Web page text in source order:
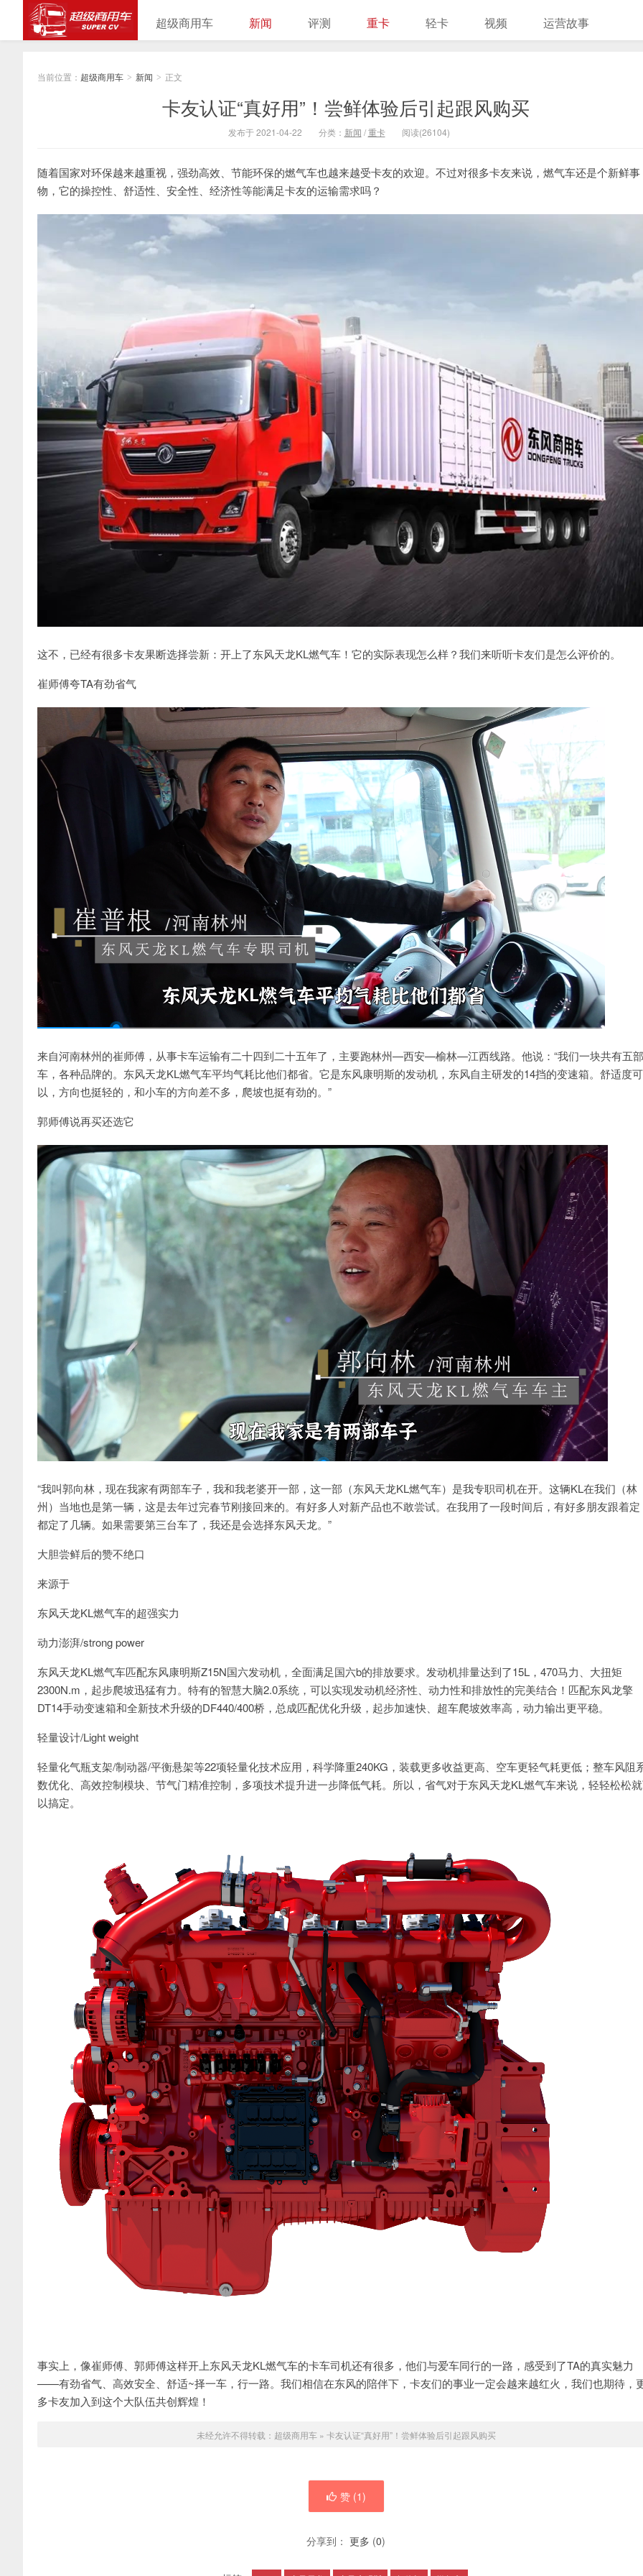
超级商用车 新闻 评测 重卡 轻卡 视频 运营故事
当前位置： 超级商用车 > 新闻 > 正文
卡友认证“真好用”！尝鲜体验后引起跟风购买
发布于 2021-04-22 分类： 新闻 /重卡 阅读(26104)
随着国家对环保越来越重视，强劲高效、节能环保的燃气车也越来越受卡友的欢迎。不过对很多卡友来说，燃气车还是个新鲜事
物，它的操控性、舒适性、安全性、经济性等能满足卡友的运输需求吗？
这不，已经有很多卡友果断选择尝新：开上了东风天龙KL燃气车！它的实际表现怎么样？我们来听听卡友们是怎么评价的。
崔师傅夸TA有劲省气
来自河南林州的崔师傅，从事卡车运输有二十四到二十五年了，主要跑林州—西安—榆林—江西线路。他说：“我们一块共有五部
车，各种品牌的。东风天龙KL燃气车平均气耗比他们都省。它是东风康明斯的发动机，东风自主研发的14挡的变速箱。舒适度可
以，方向也挺轻的，和小车的方向差不多，爬坡也挺有劲的。”
郭师傅说再买还选它
“我叫郭向林，现在我家有两部车子，我和我老婆开一部，这一部（东风天龙KL燃气车）是我专职司机在开。这辆KL在我们（林
州）当地也是第一辆，这是去年过完春节刚接回来的。有好多人对新产品也不敢尝试。在我用了一段时间后，有好多朋友跟着定
都定了几辆。如果需要第三台车了，我还是会选择东风天龙。”
大胆尝鲜后的赞不绝口
来源于
东风天龙KL燃气车的超强实力
动力澎湃/strong power
东风天龙KL燃气车匹配东风康明斯Z15N国六发动机，全面满足国六b的排放要求。发动机排量达到了15L，470马力、大扭矩
2300N.m，起步爬坡迅猛有力。特有的智慧大脑2.0系统，可以实现发动机经济性、动力性和排放性的完美结合！匹配东风龙擎
DT14手动变速箱和全新技术升级的DF440/400桥，总成匹配优化升级，起步加速快、超车爬坡效率高，动力输出更平稳。
轻量设计/Light weight
轻量化气瓶支架/制动器/平衡悬架等22项轻量化技术应用，科学降重240KG，装载更多收益更高、空车更轻气耗更低；整车风阻
数优化、高效控制模块、节气门精准控制，多项技术提升进一步降低气耗。所以，省气对于东风天龙KL燃气车来说，轻轻松松
以搞定。
事实上，像崔师傅、郭师傅这样开上东风天龙KL燃气车的卡车司机还有很多，他们与爱车同行的一路，感受到了TA的真实魅力
——有劲省气、高效安全、舒适~择一车，行一路。我们相信在东风的陪伴下，卡友们的事业一定会越来越红火，我们也期待，
多卡友加入到这个大队伍共创辉煌！
未经允许不得转载： 超级商用车» 卡友认证“真好用”！尝鲜体验后引起跟风购买
赞 (1)
分享到： 更多 (0)